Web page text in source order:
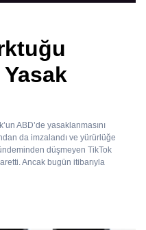
ABD’de yasaklanmasını
da imzalandı ve yürürlüğe
düşmeyen TikTok
Ancak bugün itibarıyla